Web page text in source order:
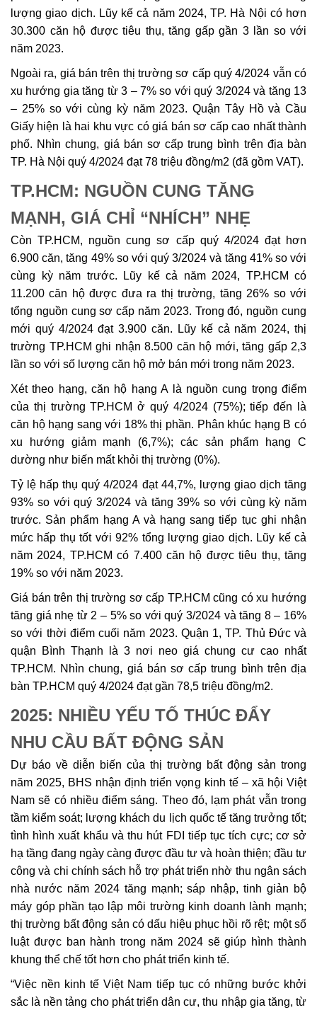
lượng giao dịch. Lũy kế cả năm 2024, TP. Hà Nội có hơn
30.300 căn hộ được tiêu thụ, tăng gấp gần 3 lần so với
năm 2023.
Ngoài ra, giá bán trên thị trường sơ cấp quý 4/2024 vẫn có
xu hướng gia tăng từ 3 – 7% so với quý 3/2024 và tăng 13
– 25% so với cùng kỳ năm 2023. Quận Tây Hồ và Cầu
Giấy hiện là hai khu vực có giá bán sơ cấp cao nhất thành
phố. Nhìn chung, giá bán sơ cấp trung bình trên địa bàn
TP. Hà Nội quý 4/2024 đạt 78 triệu đồng/m2 (đã gồm VAT).
TP.HCM: NGUỒN CUNG TĂNG
MẠNH, GIÁ CHỈ “NHÍCH” NHẸ
Còn TP.HCM, nguồn cung sơ cấp quý 4/2024 đạt hơn
6.900 căn, tăng 49% so với quý 3/2024 và tăng 41% so với
cùng kỳ năm trước. Lũy kế cả năm 2024, TP.HCM có
11.200 căn hộ được đưa ra thị trường, tăng 26% so với
tổng nguồn cung sơ cấp năm 2023. Trong đó, nguồn cung
mới quý 4/2024 đạt 3.900 căn. Lũy kế cả năm 2024, thị
trường TP.HCM ghi nhận 8.500 căn hộ mới, tăng gấp 2,3
lần so với số lượng căn hộ mở bán mới trong năm 2023.
Xét theo hạng, căn hộ hạng A là nguồn cung trọng điểm
của thị trường TP.HCM ở quý 4/2024 (75%); tiếp đến là
căn hộ hạng sang với 18% thị phần. Phân khúc hạng B có
xu hướng giảm mạnh (6,7%); các sản phẩm hạng C
dường như biến mất khỏi thị trường (0%).
Tỷ lệ hấp thụ quý 4/2024 đạt 44,7%, lượng giao dịch tăng
93% so với quý 3/2024 và tăng 39% so với cùng kỳ năm
trước. Sản phẩm hạng A và hạng sang tiếp tục ghi nhận
mức hấp thụ tốt với 92% tổng lượng giao dịch. Lũy kế cả
năm 2024, TP.HCM có 7.400 căn hộ được tiêu thụ, tăng
19% so với năm 2023.
Giá bán trên thị trường sơ cấp TP.HCM cũng có xu hướng
tăng giá nhẹ từ 2 – 5% so với quý 3/2024 và tăng 8 – 16%
so với thời điểm cuối năm 2023. Quận 1, TP. Thủ Đức và
quận Bình Thạnh là 3 nơi neo giá chung cư cao nhất
TP.HCM. Nhìn chung, giá bán sơ cấp trung bình trên địa
bàn TP.HCM quý 4/2024 đạt gần 78,5 triệu đồng/m2.
2025: NHIỀU YẾU TỐ THÚC ĐẨY
NHU CẦU BẤT ĐỘNG SẢN
Dự báo về diễn biến của thị trường bất động sản trong
năm 2025, BHS nhận định triển vọng kinh tế – xã hội Việt
Nam sẽ có nhiều điểm sáng. Theo đó, lạm phát vẫn trong
tầm kiểm soát; lượng khách du lịch quốc tế tăng trưởng tốt;
tình hình xuất khẩu và thu hút FDI tiếp tục tích cực; cơ sở
hạ tầng đang ngày càng được đầu tư và hoàn thiện; đầu tư
công và chi chính sách hỗ trợ phát triển nhờ thu ngân sách
nhà nước năm 2024 tăng mạnh; sáp nhập, tinh giản bộ
máy góp phần tạo lập môi trường kinh doanh lành mạnh;
thị trường bất động sản có dấu hiệu phục hồi rõ rệt; một số
luật được ban hành trong năm 2024 sẽ giúp hình thành
khung thể chế tốt hơn cho phát triển kinh tế.
“Việc nền kinh tế Việt Nam tiếp tục có những bước khởi
sắc là nền tảng cho phát triển dân cư, thu nhập gia tăng, từ